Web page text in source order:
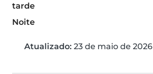
tarde
Noite
Atualizado: 23 de maio de 2026